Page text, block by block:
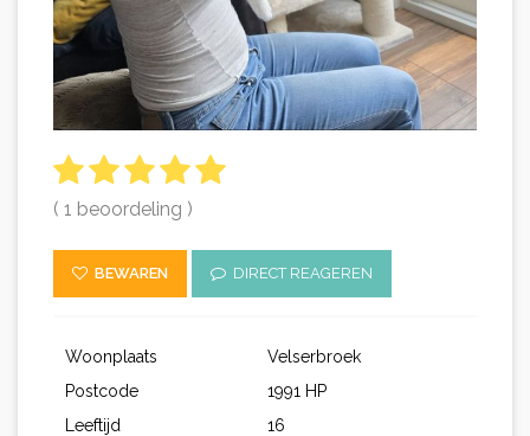
( 1 beoordeling )
BEWAREN DIRECT REAGEREN
Woonplaats
Velserbroek
Postcode
1991 HP
Leeftijd
16